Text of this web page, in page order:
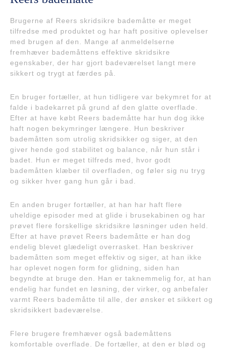
Brugerne af Reers skridsikre bademåtte er meget
tilfredse med produktet og har haft positive oplevelser
med brugen af den. Mange af anmeldelserne
fremhæver bademåttens effektive skridsikre
egenskaber, der har gjort badeværelset langt mere
sikkert og trygt at færdes på.
En bruger fortæller, at hun tidligere var bekymret for at
falde i badekarret på grund af den glatte overflade.
Efter at have købt Reers bademåtte har hun dog ikke
haft nogen bekymringer længere. Hun beskriver
bademåtten som utrolig skridsikker og siger, at den
giver hende god stabilitet og balance, når hun står i
badet. Hun er meget tilfreds med, hvor godt
bademåtten klæber til overfladen, og føler sig nu tryg
og sikker hver gang hun går i bad.
En anden bruger fortæller, at han har haft flere
uheldige episoder med at glide i brusekabinen og har
prøvet flere forskellige skridsikre løsninger uden held.
Efter at have prøvet Reers bademåtte er han dog
endelig blevet glædeligt overrasket. Han beskriver
bademåtten som meget effektiv og siger, at han ikke
har oplevet nogen form for glidning, siden han
begyndte at bruge den. Han er taknemmelig for, at han
endelig har fundet en løsning, der virker, og anbefaler
varmt Reers bademåtte til alle, der ønsker et sikkert og
skridsikkert badeværelse.
Flere brugere fremhæver også bademåttens
komfortable overflade. De fortæller, at den er blød og